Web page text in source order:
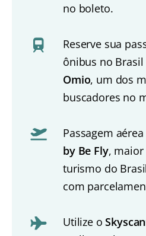
no boleto.
Reserve sua
ônibus no
Omio, um dos
buscadores no
Passagem
by Be Fly, maior
turismo do
com
Utilize o